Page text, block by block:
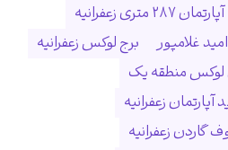
آپارتمان ۲۸۷ متری زعفرانیه
امید غلامپور
برج لوکس زعفرانیه
لوکس منطقه یک
آپارتمان زعفرانیه
گاردن زعفرانیه